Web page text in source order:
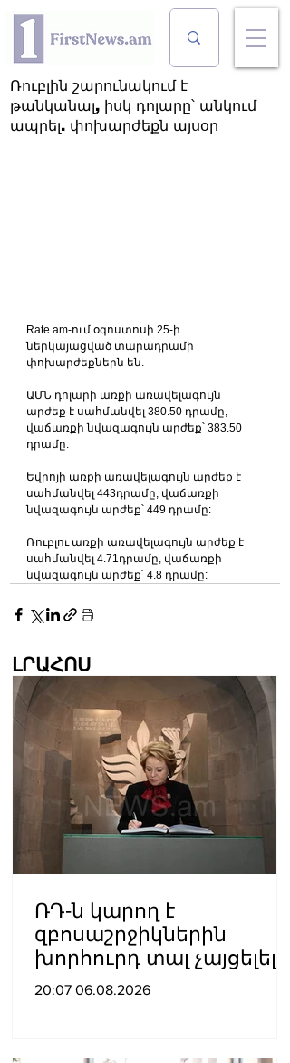
Ռուբլին շարունակում է
թանկանալ, իսկ դոլարը՝ անկում
ապրել. փոխարժեքն այսօր
Rate.am-ում օգոստոսի 25-ի
ներկայացված տարադրամի
փոխարժեքներն են.
ԱՄՆ դոլարի առքի առավելագույն
արժեք է սահմանվել 380.50 դրամը,
վաճառքի նվազագույն արժեք՝ 383.50
դրամը:
Եվրոյի առքի առավելագույն արժեք է
սահմանվել 443դրամը, վաճառքի
նվազագույն արժեք՝ 449 դրամը:
Ռուբլու առքի առավելագույն արժեք է
սահմանվել 4.71դրամը, վաճառքի
նվազագույն արժեք՝ 4.8 դրամը:
ԼՐԱՀՈՍ
ՌԴ-ն կարող է
զբոսաշրջիկներին
խորհուրդ տալ չայցելել
Հայաստան՝
20:07 06.08.2026